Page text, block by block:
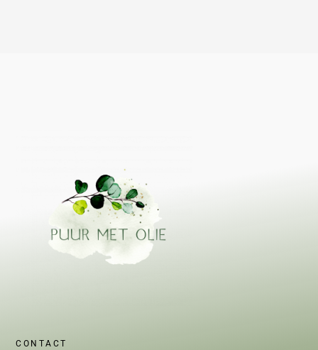
CONTACT